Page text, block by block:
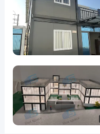
site
minier
Maison
détachable
de
conteneur
2024-
09-20
#
Des
maisons
en